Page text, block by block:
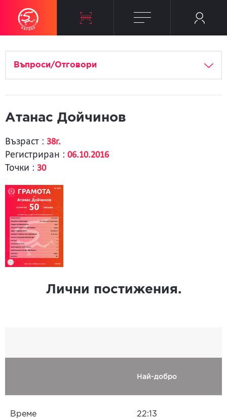
Въпроси/Отговори
Атанас Дойчинов
Възраст : 38г.
Регистриран : 06.10.2016
Точки : 30
Лични постижения.
Най-добро
Време 22:13